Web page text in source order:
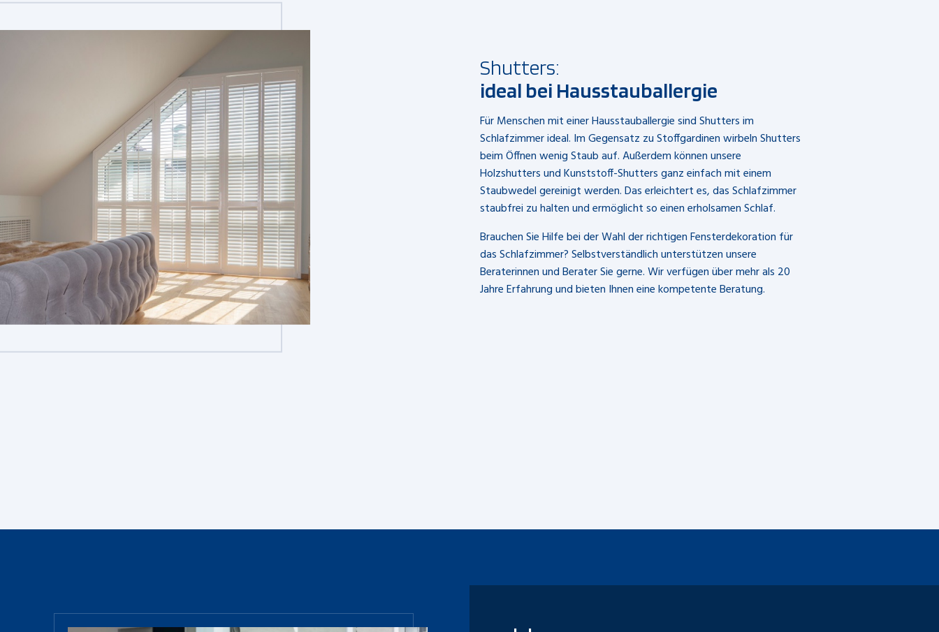
Shutters:
ideal bei Hausstauballergie
Für Menschen mit einer Hausstauballergie sind Shutters im
Schlafzimmer ideal. Im Gegensatz zu Stoffgardinen wirbeln Shutters
beim Öffnen wenig Staub auf. Außerdem können unsere
Holzshutters und Kunststoff-Shutters ganz einfach mit einem
Staubwedel gereinigt werden. Das erleichtert es, das Schlafzimmer
staubfrei zu halten und ermöglicht so einen erholsamen Schlaf.
Brauchen Sie Hilfe bei der Wahl der richtigen Fensterdekoration für
das Schlafzimmer? Selbstverständlich unterstützen unsere
Beraterinnen und Berater Sie gerne. Wir verfügen über mehr als 20
Jahre Erfahrung und bieten Ihnen eine kompetente Beratung.